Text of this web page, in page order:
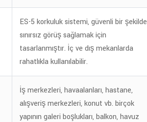
ES-5 korkuluk sistemi, güvenli bir şekilde
sınırsız görüş sağlamak için
tasarlanmıştır. İç ve dış mekanlarda
rahatlıkla kullanılabilir.
İş merkezleri, havaalanları, hastane,
alışveriş merkezleri, konut vb. birçok
yapının galeri boşlukları, balkon, havuz